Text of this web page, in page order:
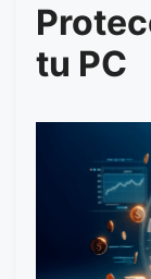
tu PC